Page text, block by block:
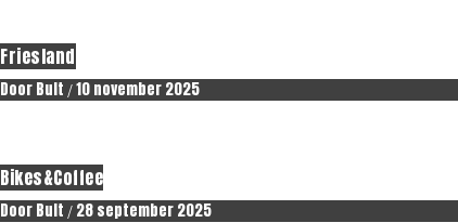
Friesland
DoorBult /10 november 2025
Bikes&Coffee
DoorBult / 28 september 2025